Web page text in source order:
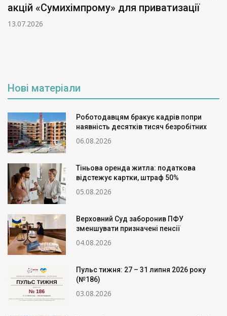
акцій «Сумихімпрому» для приватизації
13.07.2026
Нові матеріали
Роботодавцям бракує кадрів попри
наявність десятків тисяч безробітних
06.08.2026
Тіньова оренда житла: податкова
відстежує картки, штраф 50%
05.08.2026
Верховний Суд заборонив ПФУ
зменшувати призначені пенсії
04.08.2026
Пульс тижня: 27 – 31 липня 2026 року
(№186)
03.08.2026